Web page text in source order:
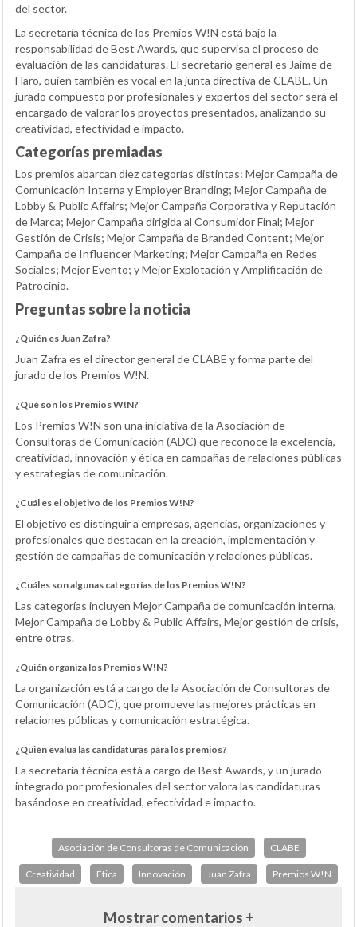
del sector.
La secretaría técnica de los Premios W!N está bajo la
responsabilidad de Best Awards, que supervisa el proceso de
evaluación de las candidaturas. El secretario general es Jaime de
Haro, quien también es vocal en la junta directiva de CLABE. Un
jurado compuesto por profesionales y expertos del sector será el
encargado de valorar los proyectos presentados, analizando su
creatividad, efectividad e impacto.
Categorías premiadas
Los premios abarcan diez categorías distintas: Mejor Campaña de
Comunicación Interna y Employer Branding; Mejor Campaña de
Lobby & Public Affairs; Mejor Campaña Corporativa y Reputación
de Marca; Mejor Campaña dirigida al Consumidor Final; Mejor
Gestión de Crisis; Mejor Campaña de Branded Content; Mejor
Campaña de Influencer Marketing; Mejor Campaña en Redes
Sociales; Mejor Evento; y Mejor Explotación y Amplificación de
Patrocinio.
Preguntas sobre la noticia
¿Quién es Juan Zafra?
Juan Zafra es el director general de CLABE y forma parte del
jurado de los Premios W!N.
¿Qué son los Premios W!N?
Los Premios W!N son una iniciativa de la Asociación de
Consultoras de Comunicación (ADC) que reconoce la excelencia,
creatividad, innovación y ética en campañas de relaciones públicas
y estrategias de comunicación.
¿Cuál es el objetivo de los Premios W!N?
El objetivo es distinguir a empresas, agencias, organizaciones y
profesionales que destacan en la creación, implementación y
gestión de campañas de comunicación y relaciones públicas.
¿Cuáles son algunas categorías de los Premios W!N?
Las categorías incluyen Mejor Campaña de comunicación interna,
Mejor Campaña de Lobby & Public Affairs, Mejor gestión de crisis,
entre otras.
¿Quién organiza los Premios W!N?
La organización está a cargo de la Asociación de Consultoras de
Comunicación (ADC), que promueve las mejores prácticas en
relaciones públicas y comunicación estratégica.
¿Quién evalúa las candidaturas para los premios?
La secretaría técnica está a cargo de Best Awards, y un jurado
integrado por profesionales del sector valora las candidaturas
basándose en creatividad, efectividad e impacto.
Asociación de Consultoras de Comunicación CLABE
Creatividad Ética Innovación Juan Zafra Premios W!N
Mostrar comentarios +